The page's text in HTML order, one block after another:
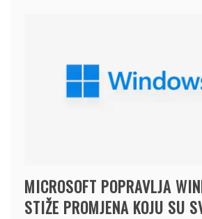
MICROSOFT POPRAVLJA
STIŽE PROMJENA KOJU SU